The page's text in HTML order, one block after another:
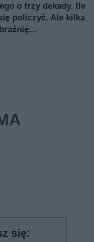
o trzy dekady. Ile
policzyć. Ale kilka